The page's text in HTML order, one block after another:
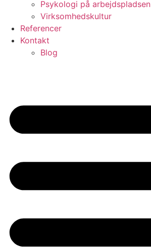
Psykologi på arbejdspladsen
Virksomhedskultur
Referencer
Kontakt
Blog